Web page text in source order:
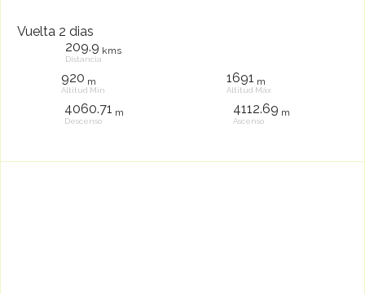
Vuelta 2 dias
209.9 kms
Distancia
920 m
Altitud Mín
1691 m
Altitud Máx
4060.71 m
Descenso
4112.69 m
Ascenso